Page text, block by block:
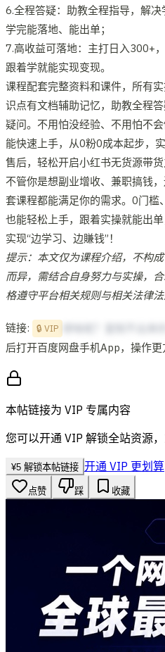
6.全程答疑：助教全程指导，解
学完能落地、能出单；
7.高收益可落地：主打日入300+
跟着学就能实现变现。
课程配套完整资料和课件，所有
识点有文档辅助记忆，助教全程
疑问。不用怕没经验、不用怕不
能快速上手，从0粉0成本起步，
售后，轻松开启小红书无货源带货
不管你是想副业增收、兼职搞钱
套课程都能满足你的需求。0门
也能轻松上手，跟着实操就能出
实现“边学习、边賺钱”！
提示：本文仅为课程介绍，不构
而异，需结合自身努力与实操，
格遵守平台相关规则与相关法律法
链接: 🔒 VIP
后打开百度网盘手机App，操作更
本帖链接为 VIP 专属内容
您可以开通 VIP 解锁全站资源
¥5 解锁本帖链接 开通 VIP 更划算
点赞 踩 收藏